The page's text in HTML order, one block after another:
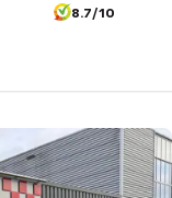
8.7/10